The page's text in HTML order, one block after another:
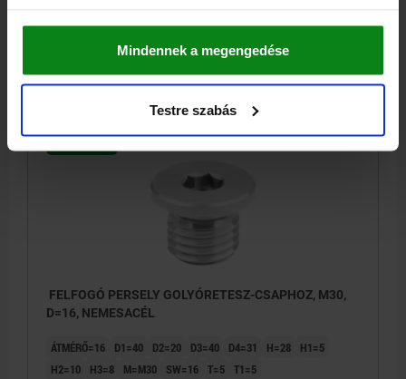
Mindennek a megengedése
Testre szabás
hozzáértve Áfa
hozzáértve szállítási költségek
RÉSZLETEK
03197-05
FELFOGÓ PERSELY GOLYÓRETESZ-CSAPHOZ, M30,
D=16, NEMESACÉL
ÁTMÉRŐ=16 D1=40 D2=20 D3=40 D4=31 H=28
H1=5
H2=10
H3=8 M=M30 SW=16 T=5 T1=5